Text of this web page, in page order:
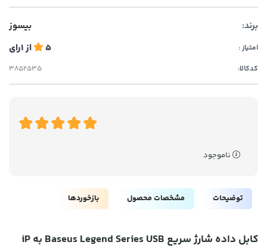
برند: بیسوز
امتیاز : 5 از1رای
کدکالا:
ناموجود
توضیحات مشخصات محصول بازخوردها
کابل داده شارژ سریع Baseus Legend Series USB به iP